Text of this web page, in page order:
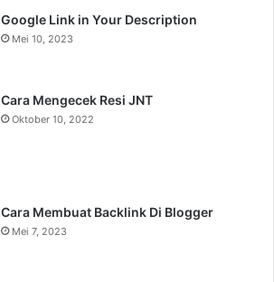
Google Link in Your Description
Mei 10, 2023
Cara Mengecek Resi JNT
Oktober 10, 2022
Cara Membuat Backlink Di Blogger
Mei 7, 2023